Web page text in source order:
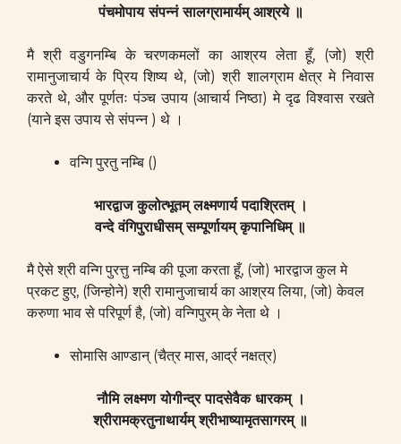
पंचमोपाय संपन्नं सालग्रामार्यम् आश्रये ॥
मै श्री वडुगनम्बि के चरणकमलों का आश्रय लेता हूँ, (जो) श्री
रामानुजाचार्य के प्रिय शिष्य थे, (जो) श्री शालग्राम क्षेत्र मे निवास
करते थे, और पूर्णतः पंञ्च उपाय (आचार्य निष्ठा) मे दृढ विश्वास रखते
(याने इस उपाय से संपन्न ) थे ।
वन्गि पुरतु नम्बि ()
भारद्वाज कुलोत्भूतम् लक्ष्मणार्य पदाश्रितम् ।
वन्दे वंगिपुराधीसम् सम्पूर्णायम् कृपानिधिम् ॥
मै ऐसे श्री वन्गि पुरत्तु नम्बि की पूजा करता हूँ, (जो) भारद्वाज कुल मे
प्रकट हुए, (जिन्होने) श्री रामानुजाचार्य का आश्रय लिया, (जो) केवल
करुणा भाव से परिपूर्ण है, (जो) वन्गिपुरम् के नेता थे ।
सोमासि आण्डान् (चैत्र मास, आर्द्र नक्षत्र)
नौमि लक्ष्मण योगीन्द्र पादसेवैक धारकम् ।
श्रीरामक्रतुनाथार्यम् श्रीभाष्यामृतसागरम् ॥